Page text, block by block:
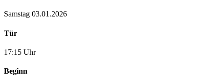
Samstag 03.01.2026
Tür
17:15 Uhr
Beginn